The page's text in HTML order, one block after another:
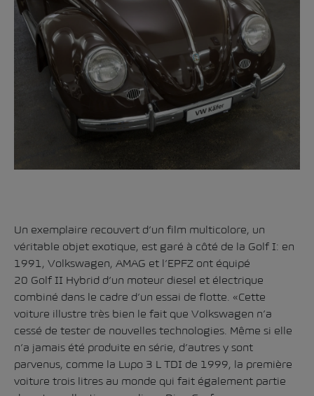
Un exemplaire recouvert d’un film multicolore, un
véritable objet exotique, est garé à côté de la Golf I: en
1991, Volkswagen, AMAG et l’EPFZ ont équipé
20 Golf II Hybrid d’un moteur diesel et électrique
combiné dans le cadre d’un essai de flotte. «Cette
voiture illustre très bien le fait que Volkswagen n’a
cessé de tester de nouvelles technologies. Même si elle
n’a jamais été produite en série, d’autres y sont
parvenus, comme la Lupo 3 L TDI de 1999, la première
voiture trois litres au monde qui fait également partie